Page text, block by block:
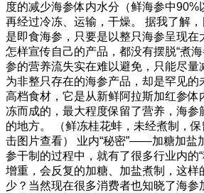
度的减少海参体内水分（鲜海参中
再经过冷冻、运输，干燥。 据我了解
是即食海参，只要是以整只海参呈现在
怎样宣传自己的产品，都没有摆脱“煮
参的营养流失实在难以避免，只能尽量
为非整只存在的海参产品，却是罕见的
高档食材，它是从新鲜阿拉斯加红参体
冻而成的，最大程度保留了营养，海参
的地方。 （鲜冻桂花蚌，未经煮制，
击图片查看） 业内“秘密”——加糖加盐
参干制的过程中，就有了很多行业内的
增重，会反复的加糖、加盐煮制，这样
少？当然现在很多消费者也知晓了海参